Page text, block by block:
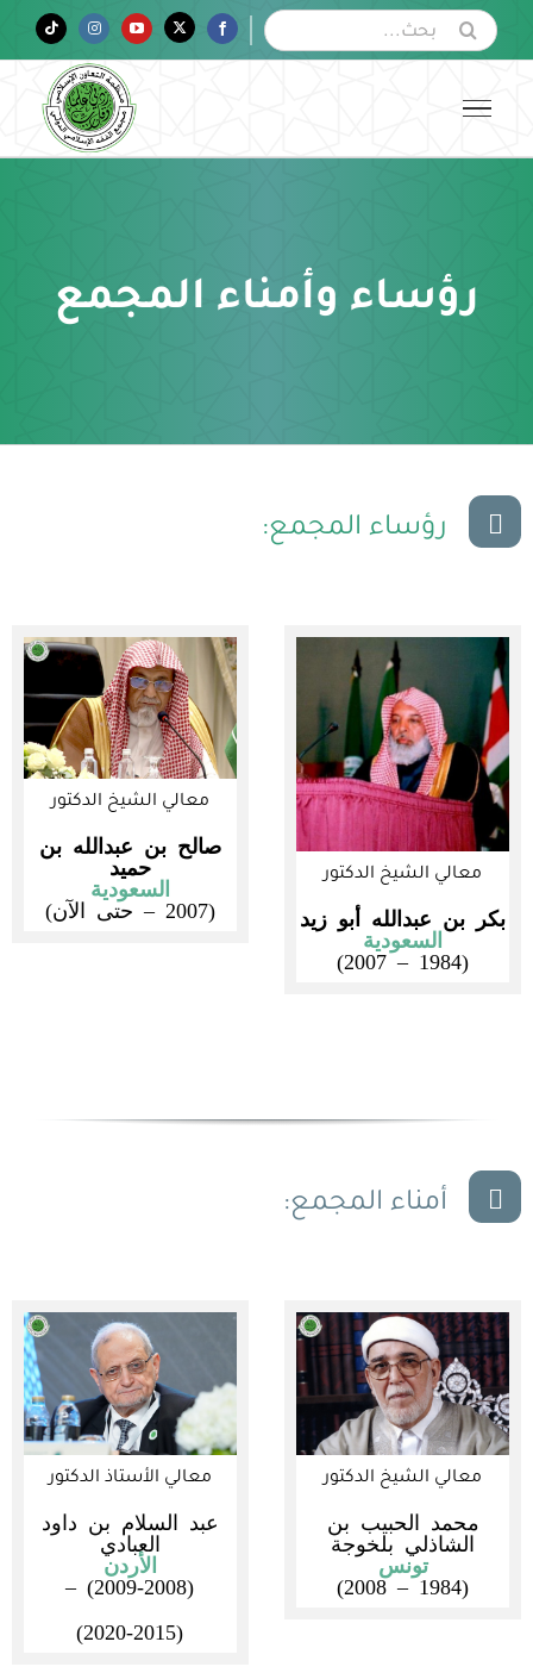
البحث
عن:
Facebook
Twitter
YouTube
Instagram
Tiktok
رؤساء وأمناء المجمع
رؤساء المجمع:
معالي الشيخ الدكتور
بكر بن عبدالله أبو زيد
السعودية
(1984 – 2007)
معالي الشيخ الدكتور
صالح بن عبدالله بن
حميد
السعودية
(2007 – حتى الآن)
أمناء المجمع:
معالي الشيخ الدكتور
محمد الحبيب بن
الشاذلي بلخوجة
تونس
(1984 – 2008)
معالي الأستاذ الدكتور
عبد السلام بن داود
العبادي
الأردن
(2009-2008) –
(2020-2015)